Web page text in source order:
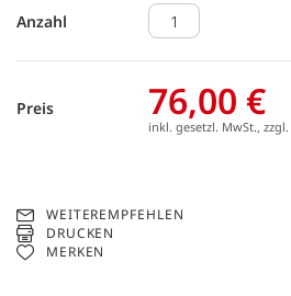
Anzahl
Preis 76,00 €
inkl. gesetzl. MwSt., zzgl.
WEITEREMPFEHLEN
DRUCKEN
MERKEN